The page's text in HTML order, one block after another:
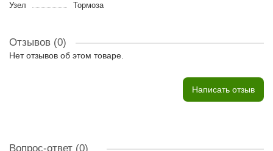
Узел
Тормоза
Отзывов (0)
Нет отзывов об этом товаре.
Написать отзыв
Вопрос-ответ (0)